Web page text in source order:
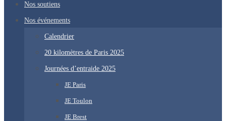
Nos soutiens
Nos événements
Calendrier
20 kilomètres de Paris 2025
Journées d’entraide 2025
JE Paris
JE Toulon
JE Brest